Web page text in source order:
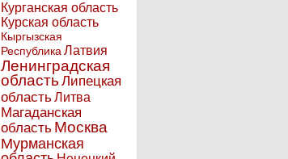
Курганская область
Курская область
Кыргызская
Республика Латвия
Ленинградская
область Липецкая
областьЛитва
Магаданская
область Москва
Мурманская